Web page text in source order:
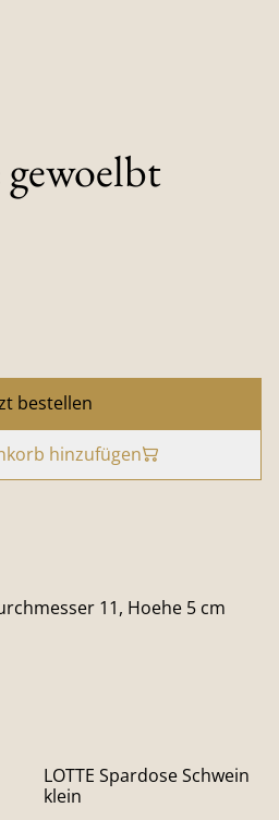
bestellen
hinzufügen
11, Hoehe 5 cm
LOTTE Spardose Schwein
klein